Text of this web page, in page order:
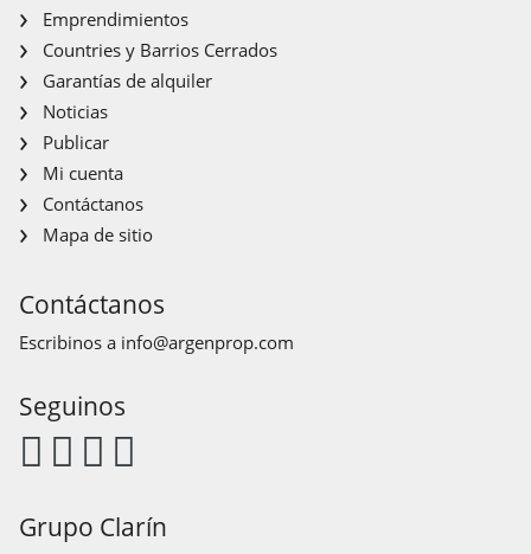
Emprendimientos
Countries y Barrios Cerrados
Garantías de alquiler
Noticias
Publicar
Mi cuenta
Contáctanos
Mapa de sitio
Contáctanos
Escribinos a info@argenprop.com
Seguinos
Grupo Clarín